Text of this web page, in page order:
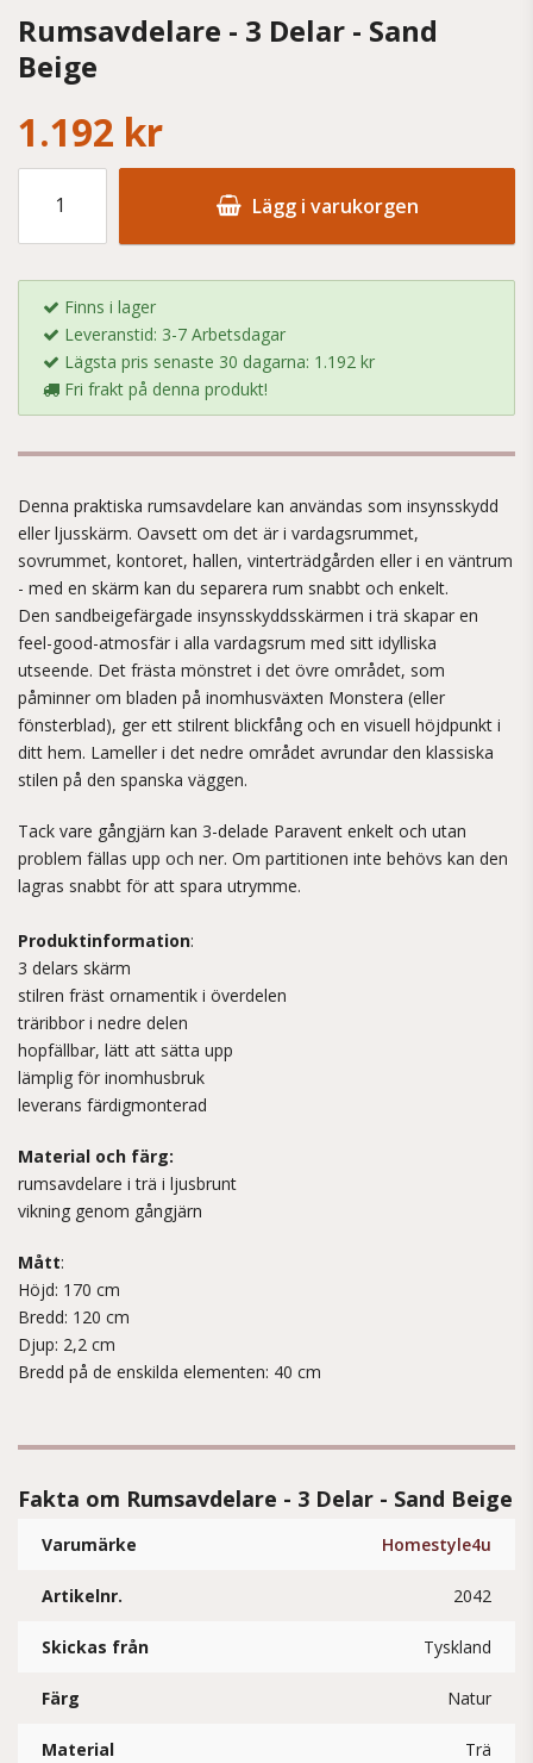
Rumsavdelare - 3 Delar - Sand
Beige
1.192 kr
Lägg i varukorgen
Finns i lager
Leveranstid: 3-7 Arbetsdagar
Lägsta pris senaste 30 dagarna: 1.192 kr
Fri frakt på denna produkt!
Denna praktiska rumsavdelare kan användas som insynsskydd
eller ljusskärm. Oavsett om det är i vardagsrummet,
sovrummet, kontoret, hallen, vinterträdgården eller i en väntrum
- med en skärm kan du separera rum snabbt och enkelt.
Den sandbeigefärgade insynsskyddsskärmen i trä skapar en
feel-good-atmosfär i alla vardagsrum med sitt idylliska
utseende. Det frästa mönstret i det övre området, som
påminner om bladen på inomhusväxten Monstera (eller
fönsterblad), ger ett stilrent blickfång och en visuell höjdpunkt i
ditt hem. Lameller i det nedre området avrundar den klassiska
stilen på den spanska väggen.
Tack vare gångjärn kan 3-delade Paravent enkelt och utan
problem fällas upp och ner. Om partitionen inte behövs kan den
lagras snabbt för att spara utrymme.
Produktinformation:
3 delars skärm
stilren fräst ornamentik i överdelen
träribbor i nedre delen
hopfällbar, lätt att sätta upp
lämplig för inomhusbruk
leverans färdigmonterad
Material och färg:
rumsavdelare i trä i ljusbrunt
vikning genom gångjärn
Mått:
Höjd: 170 cm
Bredd: 120 cm
Djup: 2,2 cm
Bredd på de enskilda elementen: 40 cm
Fakta om Rumsavdelare - 3 Delar - Sand Beige
Varumärke Homestyle4u
Artikelnr. 2042
Skickas från Tyskland
Färg Natur
Material Trä